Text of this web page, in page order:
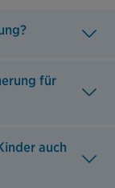
für
auch